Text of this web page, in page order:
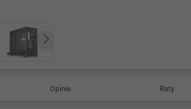
Opinie Raty